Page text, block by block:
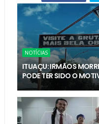
NOTÍCIAS
ITUAÇU: IRMÃOS
PODE TER SIDO O